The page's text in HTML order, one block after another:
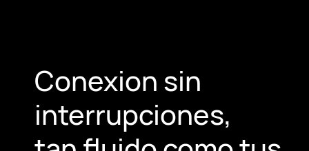
Conexion sin
interrupciones,